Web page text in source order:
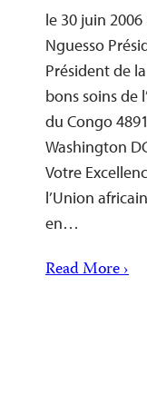
le 30 juin 2006
Nguesso
Président de
bons soins de
du Congo
Washington
Votre
l’Union
en…
Read More ›